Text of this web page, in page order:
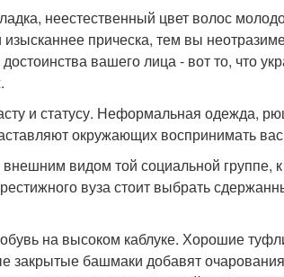
неестественный цвет волос
изысканнее прическа, тем вы
вашего лица - вот то, что
и статусу. Неформальная одежда,
окружающих воспринимать
внешним видом той социальной группе,
вуза стоит выбрать
на высоком каблуке. Хорошие
закрытые башмаки добавят